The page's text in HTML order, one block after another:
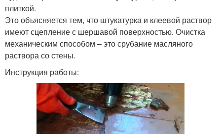
плиткой.
Это объясняется тем, что штукатурка и клеевой раствор
имеют сцепление с шершавой поверхностью. Очистка
механическим способом – это срубание масляного
раствора со стены.
Инструкция работы: